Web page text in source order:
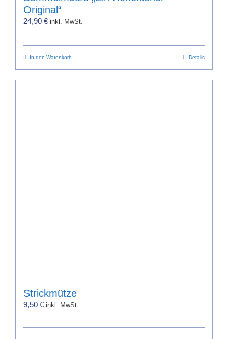
Original“
24,90 € inkl. MwSt.
In den Warenkorb Details
Strickmütze
9,50 € inkl. MwSt.